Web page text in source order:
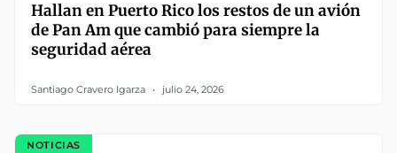
Hallan en Puerto Rico los restos de un avión
de Pan Am que cambió para siempre la
seguridad aérea
Santiago Cravero Igarza julio 24, 2026
NOTICIAS